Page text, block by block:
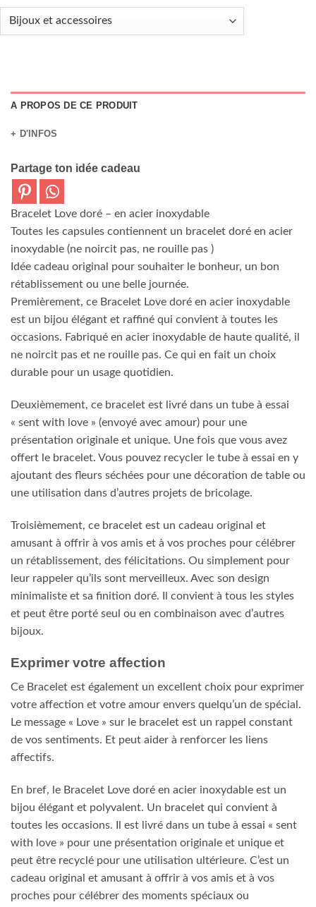
A PROPOS DE CE PRODUIT
+ D'INFOS
Partage ton idée cadeau
Bracelet Love doré – en acier inoxydable
Toutes les capsules contiennent un bracelet doré en acier
inoxydable (ne noircit pas, ne rouille pas )
Idée cadeau original pour souhaiter le bonheur, un bon
rétablissement ou une belle journée.
Premièrement, ce Bracelet Love doré en acier inoxydable
est un bijou élégant et raffiné qui convient à toutes les
occasions. Fabriqué en acier inoxydable de haute qualité, il
ne noircit pas et ne rouille pas. Ce qui en fait un choix
durable pour un usage quotidien.
Deuxièmement, ce bracelet est livré dans un tube à essai
« sent with love » (envoyé avec amour) pour une
présentation originale et unique. Une fois que vous avez
offert le bracelet. Vous pouvez recycler le tube à essai en y
ajoutant des fleurs séchées pour une décoration de table ou
une utilisation dans d’autres projets de bricolage.
Troisièmement, ce bracelet est un cadeau original et
amusant à offrir à vos amis et à vos proches pour célébrer
un rétablissement, des félicitations. Ou simplement pour
leur rappeler qu’ils sont merveilleux. Avec son design
minimaliste et sa finition doré. Il convient à tous les styles
et peut être porté seul ou en combinaison avec d’autres
bijoux.
Exprimer votre affection
Ce Bracelet est également un excellent choix pour exprimer
votre affection et votre amour envers quelqu’un de spécial.
Le message « Love » sur le bracelet est un rappel constant
de vos sentiments. Et peut aider à renforcer les liens
affectifs.
En bref, le Bracelet Love doré en acier inoxydable est un
bijou élégant et polyvalent. Un bracelet qui convient à
toutes les occasions. Il est livré dans un tube à essai « sent
with love » pour une présentation originale et unique et
peut être recyclé pour une utilisation ultérieure. C’est un
cadeau original et amusant à offrir à vos amis et à vos
proches pour célébrer des moments spéciaux ou